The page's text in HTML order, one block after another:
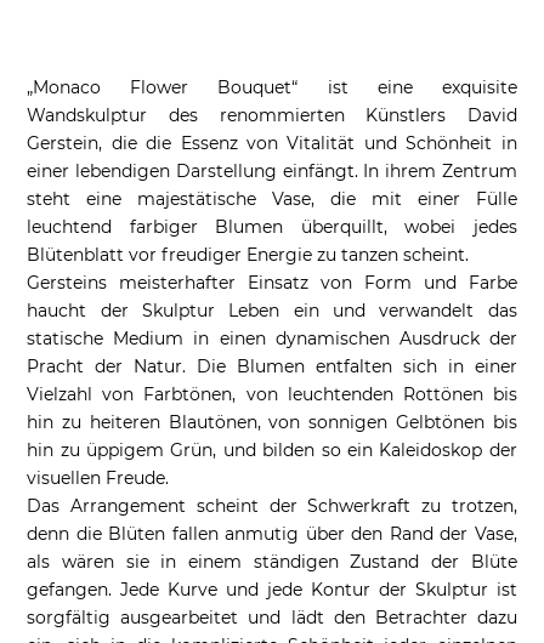
„Monaco Flower Bouquet“ ist eine exquisite
Wandskulptur des renommierten Künstlers David
Gerstein, die die Essenz von Vitalität und Schönheit in
einer lebendigen Darstellung einfängt. In ihrem Zentrum
steht eine majestätische Vase, die mit einer Fülle
leuchtend farbiger Blumen überquillt, wobei jedes
Blütenblatt vor freudiger Energie zu tanzen scheint.
Gersteins meisterhafter Einsatz von Form und Farbe
haucht der Skulptur Leben ein und verwandelt das
statische Medium in einen dynamischen Ausdruck der
Pracht der Natur. Die Blumen entfalten sich in einer
Vielzahl von Farbtönen, von leuchtenden Rottönen bis
hin zu heiteren Blautönen, von sonnigen Gelbtönen bis
hin zu üppigem Grün, und bilden so ein Kaleidoskop der
visuellen Freude.
Das Arrangement scheint der Schwerkraft zu trotzen,
denn die Blüten fallen anmutig über den Rand der Vase,
als wären sie in einem ständigen Zustand der Blüte
gefangen. Jede Kurve und jede Kontur der Skulptur ist
sorgfältig ausgearbeitet und lädt den Betrachter dazu